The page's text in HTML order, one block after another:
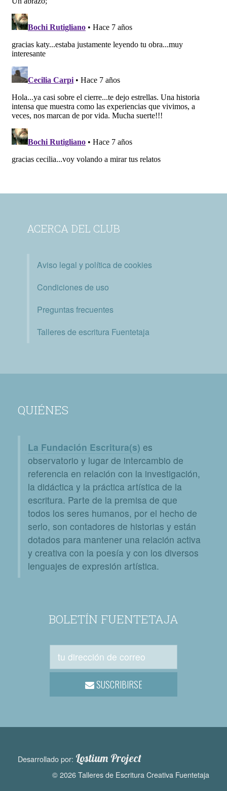
ACERCA DEL CLUB
Aviso legal y política de cookies
Condiciones de uso
Preguntas frecuentes
Talleres de escritura Fuentetaja
QUIÉNES
La Fundación Escritura(s) es
observatorio y lugar de intercambio de
referencia en relación con la investigación,
la didáctica y la práctica artística de la
escritura. Parte de la premisa de que
todos los seres humanos, por el hecho de
serlo, son contadores de historias y están
dotados para mantener una relación activa
y creativa con la poesía y con los diversos
lenguajes de expresión artística.
BOLETÍN FUENTETAJA
SUSCRIBIRSE
Desarrollado por: Lostium Project
© 2026 Talleres de Escritura Creativa Fuentetaja